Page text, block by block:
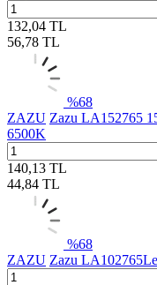
132,04 TL
56,78 TL
%68
ZAZU Zazu LA152765
6500K
140,13 TL
44,84 TL
%68
ZAZU Zazu